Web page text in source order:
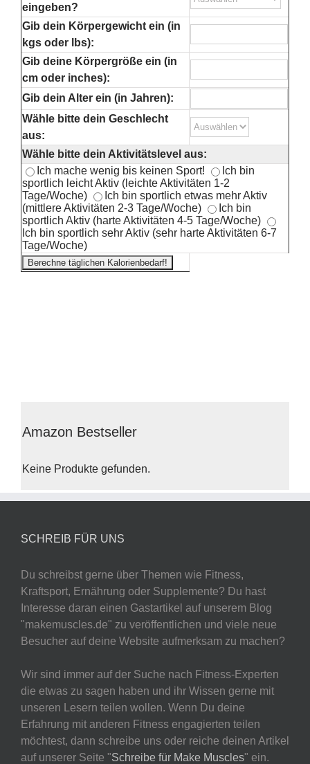
eingeben?
Gib dein Körpergewicht ein (in
kgs oder lbs):
Gib deine Körpergröße ein (in
cm oder inches):
Gib dein Alter ein (in Jahren):
Wähle bitte dein Geschlecht
aus:
Wähle bitte dein Aktivitätslevel aus:
Ich mache wenig bis keinen Sport!
Ich bin
sportlich leicht Aktiv (leichte Aktivitäten 1-2
Tage/Woche)
Ich bin sportlich etwas mehr Aktiv
(mittlere Aktivitäten 2-3 Tage/Woche)
Ich bin
sportlich Aktiv (harte Aktivitäten 4-5 Tage/Woche)
Ich bin sportlich sehr Aktiv (sehr harte Aktivitäten 6-7
Tage/Woche)
Amazon Bestseller
Keine Produkte gefunden.
SCHREIB FÜR UNS
Du schreibst gerne über Themen wie Fitness,
Kraftsport, Ernährung oder Supplemente? Du hast
Interesse daran einen Gastartikel auf unserem Blog
"makemuscles.de" zu veröffentlichen und viele neue
Besucher auf deine Website aufmerksam zu machen?
Wir sind immer auf der Suche nach Fitness-Experten
die etwas zu sagen haben und ihr Wissen gerne mit
unseren Lesern teilen wollen. Wenn Du deine
Erfahrung mit anderen Fitness engagierten teilen
möchtest, dann schreibe uns oder reiche deinen Artikel
auf unserer Seite "Schreibe für Make Muscles" ein.